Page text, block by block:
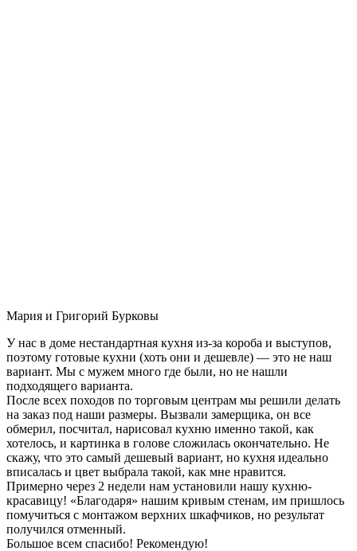
Мария и Григорий Бурковы
У нас в доме нестандартная кухня из-за короба и выступов,
поэтому готовые кухни (хоть они и дешевле) — это не наш
вариант. Мы с мужем много где были, но не нашли
подходящего варианта.
После всех походов по торговым центрам мы решили делать
на заказ под наши размеры. Вызвали замерщика, он все
обмерил, посчитал, нарисовал кухню именно такой, как
хотелось, и картинка в голове сложилась окончательно. Не
скажу, что это самый дешевый вариант, но кухня идеально
вписалась и цвет выбрала такой, как мне нравится.
Примерно через 2 недели нам установили нашу кухню-
красавицу! «Благодаря» нашим кривым стенам, им пришлось
помучиться с монтажом верхних шкафчиков, но результат
получился отменный.
Большое всем спасибо! Рекомендую!